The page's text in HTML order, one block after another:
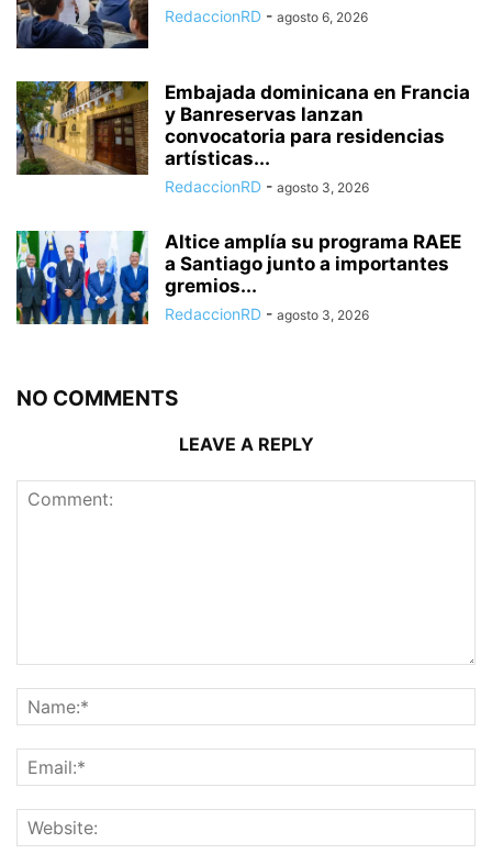
RedaccionRD - agosto 6, 2026
Embajada dominicana en Francia
y Banreservas lanzan
convocatoria para residencias
artísticas...
RedaccionRD - agosto 3, 2026
Altice amplía su programa RAEE
a Santiago junto a importantes
gremios...
RedaccionRD - agosto 3, 2026
NO COMMENTS
LEAVE A REPLY